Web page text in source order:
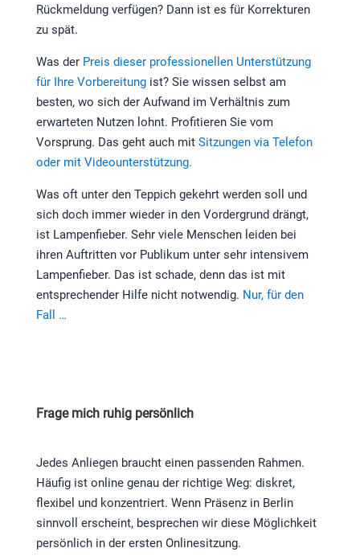
Rückmeldung verfügen? Dann ist es für Korrekturen
zu spät.
Was der Preis dieser professionellen Unterstützung
für Ihre Vorbereitung ist? Sie wissen selbst am
besten, wo sich der Aufwand im Verhältnis zum
erwarteten Nutzen lohnt. Profitieren Sie vom
Vorsprung. Das geht auch mit Sitzungen via Telefon
oder mit Videounterstützung.
Was oft unter den Teppich gekehrt werden soll und
sich doch immer wieder in den Vordergrund drängt,
ist Lampenfieber. Sehr viele Menschen leiden bei
ihren Auftritten vor Publikum unter sehr intensivem
Lampenfieber. Das ist schade, denn das ist mit
entsprechender Hilfe nicht notwendig. Nur, für den
Fall …
Frage mich ruhig persönlich
Jedes Anliegen braucht einen passenden Rahmen.
Häufig ist online genau der richtige Weg: diskret,
flexibel und konzentriert. Wenn Präsenz in Berlin
sinnvoll erscheint, besprechen wir diese Möglichkeit
persönlich in der ersten Onlinesitzung.